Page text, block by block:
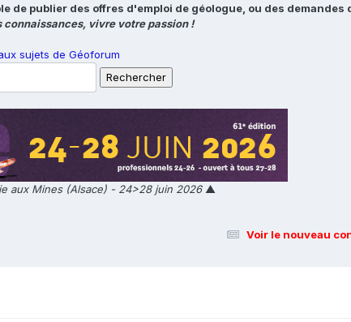
publier des offres d'emploi de géologue, ou des demandes
connaissances, vivre votre passion !
sujets de Géoforum
aux Mines (Alsace) - 24>28 juin 2026▲
Voir le nouveau